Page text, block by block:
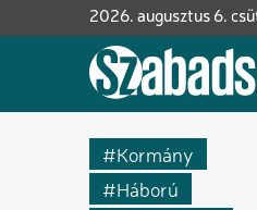
a
2026. augusztus 6.
Kormány
Háború